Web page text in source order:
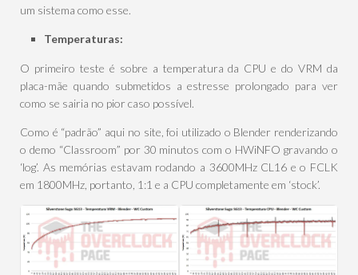
um sistema como esse.
Temperaturas:
O primeiro teste é sobre a temperatura da CPU e do VRM da
placa-mãe quando submetidos a estresse prolongado para ver
como se sairia no pior caso possível.
Como é “padrão” aqui no site, foi utilizado o Blender renderizando
o demo “Classroom” por 30 minutos com o HWiNFO gravando o
‘log’. As memórias estavam rodando a 3600MHz CL16 e o FCLK
em 1800MHz, portanto, 1:1 e a CPU completamente em ‘stock’.